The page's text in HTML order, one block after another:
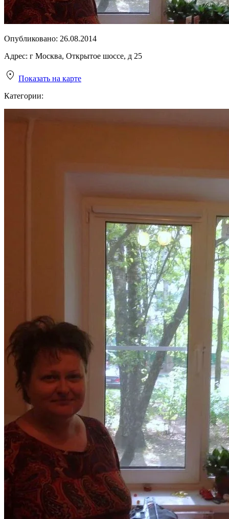
Опубликовано: 26.08.2014
Адрес: г Москва, Открытое шоссе, д 25
Показать на карте
Категории: